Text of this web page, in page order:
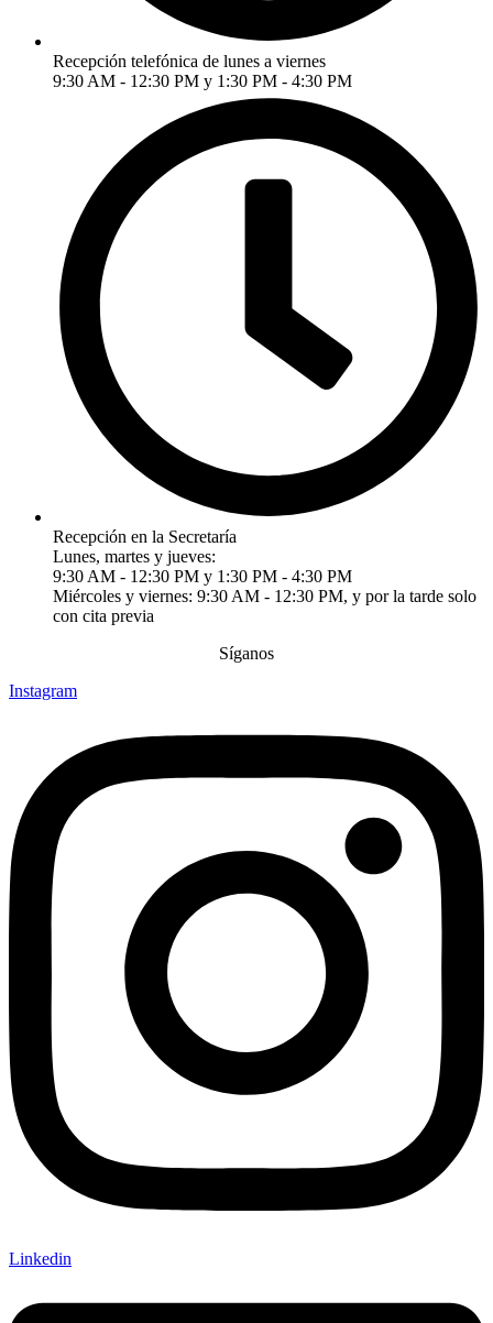
Recepción telefónica de lunes a viernes
9:30 AM - 12:30 PM y 1:30 PM - 4:30 PM
Recepción en la Secretaría
Lunes, martes y jueves:
9:30 AM - 12:30 PM y 1:30 PM - 4:30 PM
Miércoles y viernes: 9:30 AM - 12:30 PM, y por la tarde solo
con cita previa
Síganos
Instagram
Linkedin